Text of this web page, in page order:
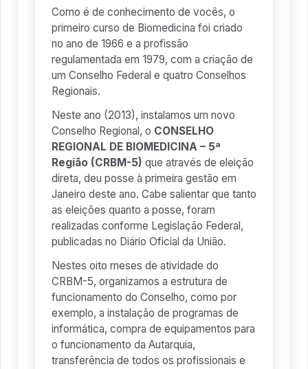
Como é de conhecimento de vocês, o
primeiro curso de Biomedicina foi criado
no ano de 1966 e a profissão
regulamentada em 1979, com a criação de
um Conselho Federal e quatro Conselhos
Regionais.
Neste ano (2013), instalamos um novo
Conselho Regional, o CONSELHO
REGIONAL DE BIOMEDICINA – 5ª
Região (CRBM-5) que através de eleição
direta, deu posse à primeira gestão em
Janeiro deste ano. Cabe salientar que tanto
as eleições quanto a posse, foram
realizadas conforme Legislação Federal,
publicadas no Diário Oficial da União.
Nestes oito meses de atividade do
CRBM-5, organizamos a estrutura de
funcionamento do Conselho, como por
exemplo, a instalação de programas de
informática, compra de equipamentos para
o funcionamento da Autarquia,
transferência de todos os profissionais e